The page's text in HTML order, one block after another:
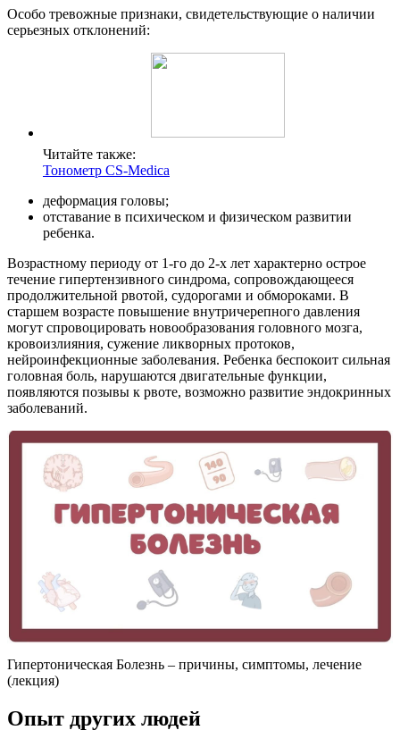
Особо тревожные признаки, свидетельствующие о наличии
серьезных отклонений:
Читайте также:
Тонометр CS-Medica
деформация головы;
отставание в психическом и физическом развитии
ребенка.
Возрастному периоду от 1-го до 2-х лет характерно острое
течение гипертензивного синдрома, сопровождающееся
продолжительной рвотой, судорогами и обмороками. В
старшем возрасте повышение внутричерепного давления
могут спровоцировать новообразования головного мозга,
кровоизлияния, сужение ликворных протоков,
нейроинфекционные заболевания. Ребенка беспокоит сильная
головная боль, нарушаются двигательные функции,
появляются позывы к рвоте, возможно развитие эндокринных
заболеваний.
Гипертоническая Болезнь – причины, симптомы, лечение
(лекция)
Опыт других людей